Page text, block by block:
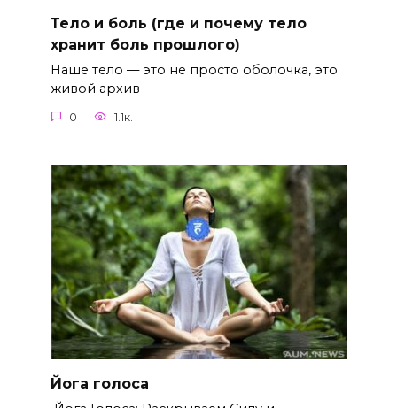
Тело и боль (где и почему тело
хранит боль прошлого)
Наше тело — это не просто оболочка, это
живой архив
0 1.1к.
Йога голоса